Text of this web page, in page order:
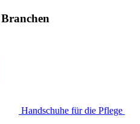
Handschuhe für die Pflege